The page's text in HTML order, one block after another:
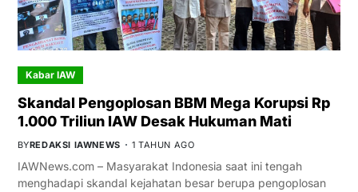
Kabar IAW
Skandal Pengoplosan BBM Mega Korupsi Rp
1.000 Triliun IAW Desak Hukuman Mati
BYREDAKSI IAWNEWS 1 TAHUN AGO
IAWNews.com – Masyarakat Indonesia saat ini tengah
menghadapi skandal kejahatan besar berupa pengoplosan